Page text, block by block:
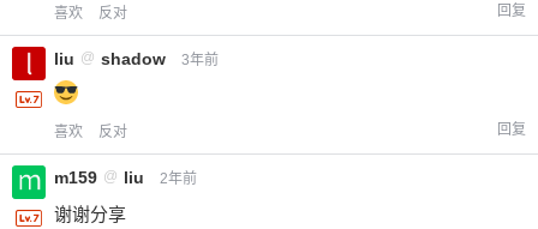
喜欢 反对 回复
liu @ shadow 3年前
喜欢 反对 回复
m159 @ liu 2年前
谢谢分享